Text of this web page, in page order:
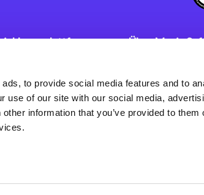
to provide social media features and to
use of our site with our social media,
information that you’ve provided to them
Web Application
Über Magic
Karriere
Weltweite